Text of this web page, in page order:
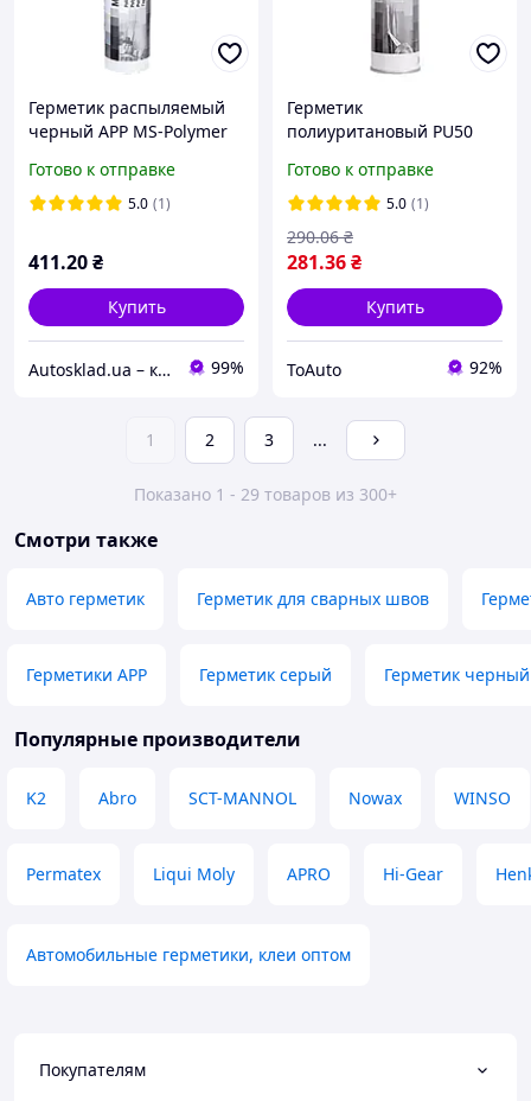
Герметик распыляемый
черный APP MS-Polymer
Готово к отправке
5.0 (1)
411.20₴
Купить
Autosklad.ua – краски, автоэмали, герметики, лаки, наборы инструментов, компрессоры 99%
Герметик
полиуритановый PU50
Готово к отправке
5.0 (1)
281.36₴
290.06 ₴
Купить
ToAuto 92%
1 2 3 ...
Показано 1 - 29 товаров из 300+
Смотри также
Авто герметик Герметик для сварных швов
Герметики APP Герметик серый Герметик черный
Популярные производители
K2 Abro SCT-MANNOL Nowax WINSO
Permatex Liqui Moly APRO Hi-Gear
Автомобильные герметики, клеи оптом
Покупателям